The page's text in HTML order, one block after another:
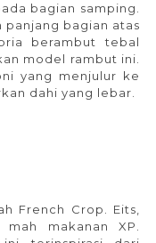
bagian samping.
bagian atas
berambut tebal
model rambut ini.
yang menjulur ke
dahi yang lebar.
French Crop. Eits,
makanan XP.